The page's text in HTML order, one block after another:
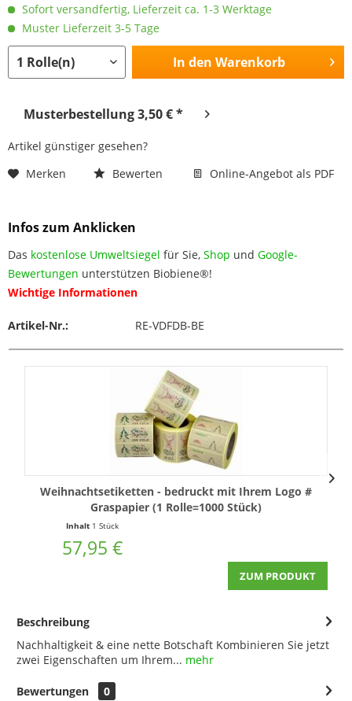
Sofort versandfertig, Lieferzeit ca. 1-3 Werktage
Muster Lieferzeit 3-5 Tage
In den Warenkorb
Musterbestellung 3,50 € *
Artikel günstiger gesehen?
Merken
Bewerten Online-Angebot als PDF
Infos zum Anklicken
Das kostenlose Umweltsiegel für Sie, Shop und Google-
Bewertungen unterstützen Biobiene®!
Wichtige Informationen
Artikel-Nr.: RE-VDFDB-BE
Weihnachtsetiketten - bedruckt mit Ihrem Logo #
Graspapier (1 Rolle=1000 Stück)
Inhalt 1 Stück
57,95 €
ZUM PRODUKT
Beschreibung
Nachhaltigkeit & eine nette Botschaft Kombinieren Sie jetzt
zwei Eigenschaften um Ihrem... mehr
Bewertungen
0